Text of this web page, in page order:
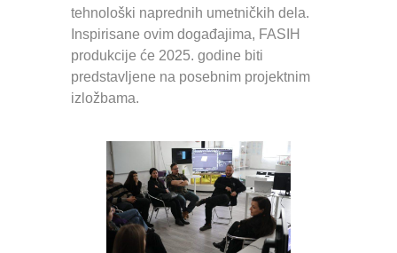
tehnološki naprednih umetničkih dela.
Inspirisane ovim događajima, FASIH
produkcije će 2025. godine biti
predstavljene na posebnim projektnim
izložbama.